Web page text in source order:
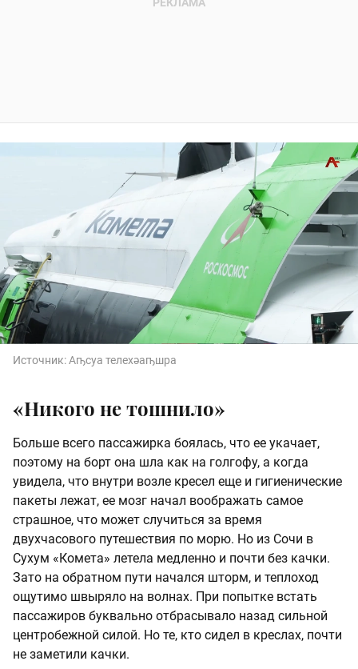
Источник:Аҧсуа телехәаҧшра
«Никого не тошнило»
Больше всего пассажирка боялась, что ее укачает,
поэтому на борт она шла как на голгофу, а когда
увидела, что внутри возле кресел еще и гигиенические
пакеты лежат, ее мозг начал воображать самое
страшное, что может случиться за время
двухчасового путешествия по морю. Но из Сочи в
Сухум «Комета» летела медленно и почти без качки.
Зато на обратном пути начался шторм, и теплоход
ощутимо швыряло на волнах. При попытке встать
пассажиров буквально отбрасывало назад сильной
центробежной силой. Но те, кто сидел в креслах, почти
не заметили качки.